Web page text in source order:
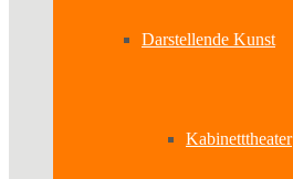
Darstellende Kunst
Kabinetttheater